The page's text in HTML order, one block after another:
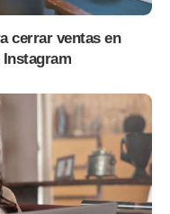
cerrar ventas en
Instagram